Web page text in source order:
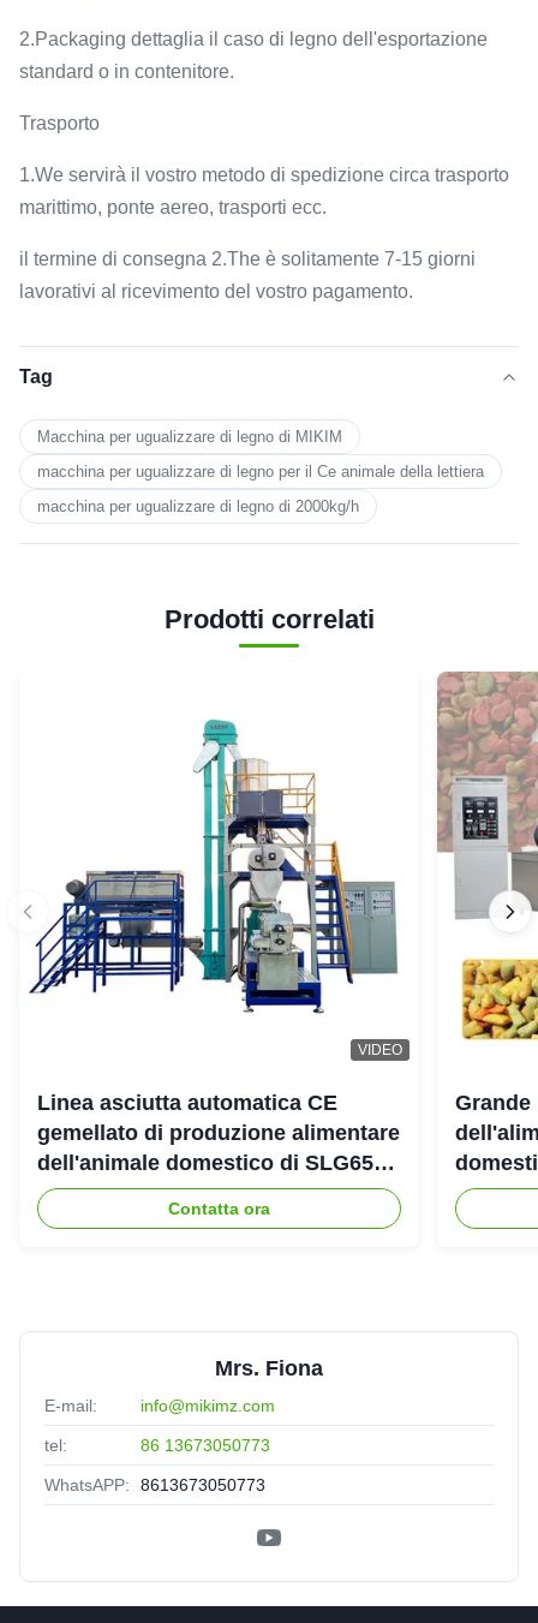
2.Packaging dettaglia il caso di legno dell'esportazione
standard o in contenitore.
Trasporto
1.We servirà il vostro metodo di spedizione circa trasporto
marittimo, ponte aereo, trasporti ecc.
il termine di consegna 2.The è solitamente 7-15 giorni
lavorativi al ricevimento del vostro pagamento.
Tag
Macchina per ugualizzare di legno di MIKIM
macchina per ugualizzare di legno per il Ce animale della lettiera
macchina per ugualizzare di legno di 2000kg/h
Prodotti correlati
VIDEO
Linea asciutta automatica CE
gemellato di produzione alimentare
dell'animale domestico di SLG65
SLG70 dell'estrusore a vite di
parallelo
Contatta ora
Grande
Mrs. Fiona
E-mail: info@mikimz.com
tel: 86 13673050773
WhatsAPP: 8613673050773